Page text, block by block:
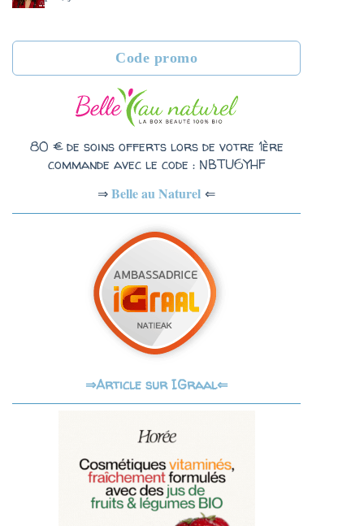
Code promo
80 € de soins offerts lors de votre 1ère
commande avec le code : NBTU6YHF
⇒Belle au Naturel ⇐
⇒Article sur IGraal⇐